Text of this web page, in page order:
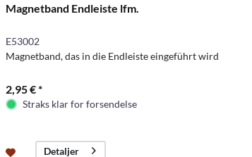
Magnetband Endleiste lfm.
E53002
Magnetband, das in die Endleiste eingeführt wird
2,95 € *
Straks klar for forsendelse
Detaljer